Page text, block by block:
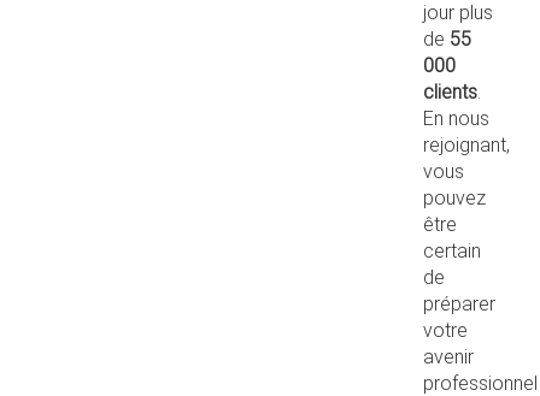
jour plus
de 55
000
clients.
En nous
rejoignant,
vous
pouvez
être
certain
de
préparer
votre
avenir
professionnel